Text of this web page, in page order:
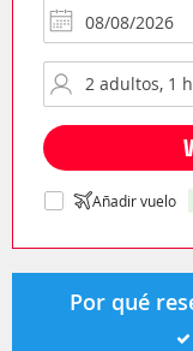
Añadir vuelo
Por qué